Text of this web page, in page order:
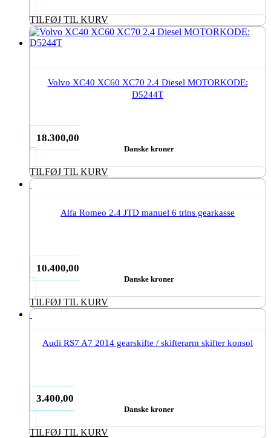
TILFØJ TIL KURV
Volvo XC40 XC60 XC70 2.4 Diesel MOTORKODE:
D5244T
18.300,00
Danske kroner
TILFØJ TIL KURV
Alfa Romeo 2.4 JTD manuel 6 trins gearkasse
10.400,00
Danske kroner
TILFØJ TIL KURV
Audi RS7 A7 2014 gearskifte / skifterarm skifter konsol
3.400,00
Danske kroner
TILFØJ TIL KURV